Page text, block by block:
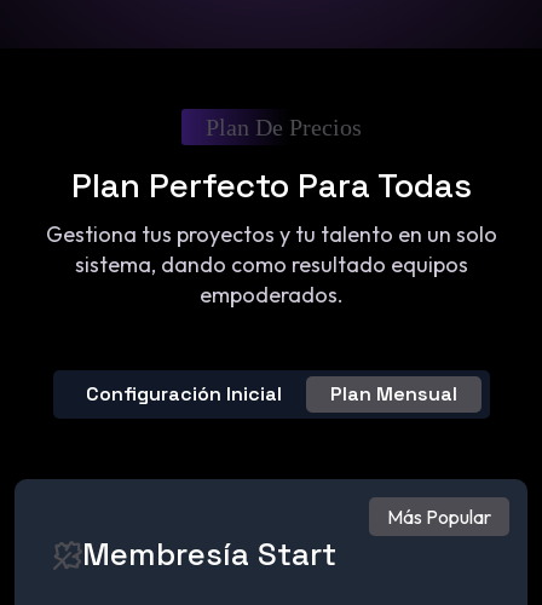
Plan De Precios
Plan Perfecto Para Todas
Gestiona tus proyectos y tu talento en un solo
sistema, dando como resultado equipos
empoderados.
Configuración Inicial Plan Mensual
Más Popular
Membresía Start